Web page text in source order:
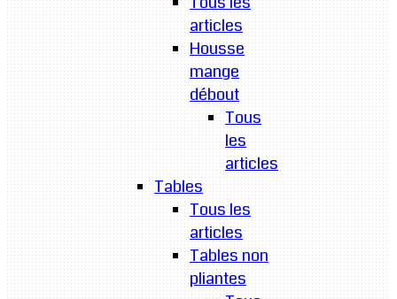
articles
Housse
mange
débout
Tous
les
articles
Tables
Tous les
articles
Tables non
pliantes